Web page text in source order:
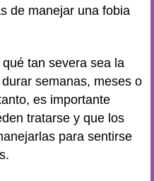
de manejar una fobia
tan severa sea la
semanas, meses o
es importante
tratarse y que los
para sentirse